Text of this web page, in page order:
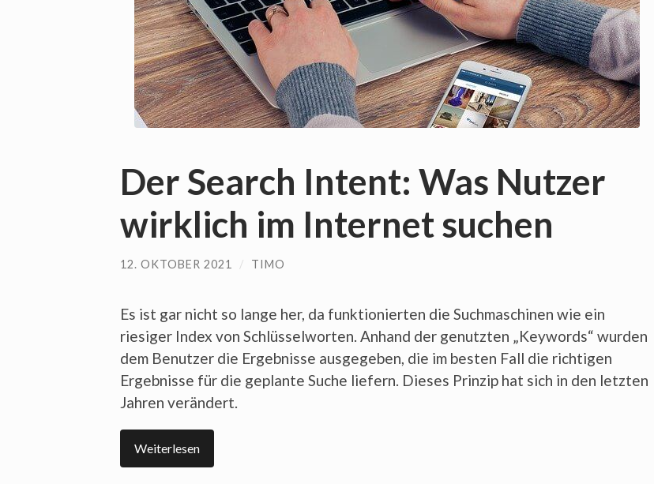
Der Search Intent: Was Nutzer
wirklich im Internet suchen
12. OKTOBER 2021 / TIMO
Es ist gar nicht so lange her, da funktionierten die Suchmaschinen wie ein
riesiger Index von Schlüsselworten. Anhand der genutzten „Keywords“ wurden
dem Benutzer die Ergebnisse ausgegeben, die im besten Fall die richtigen
Ergebnisse für die geplante Suche liefern. Dieses Prinzip hat sich in den letzten
Jahren verändert.
Weiterlesen